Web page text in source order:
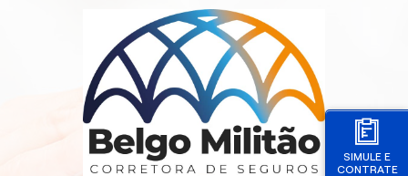
SIMULE E
CONTRATE